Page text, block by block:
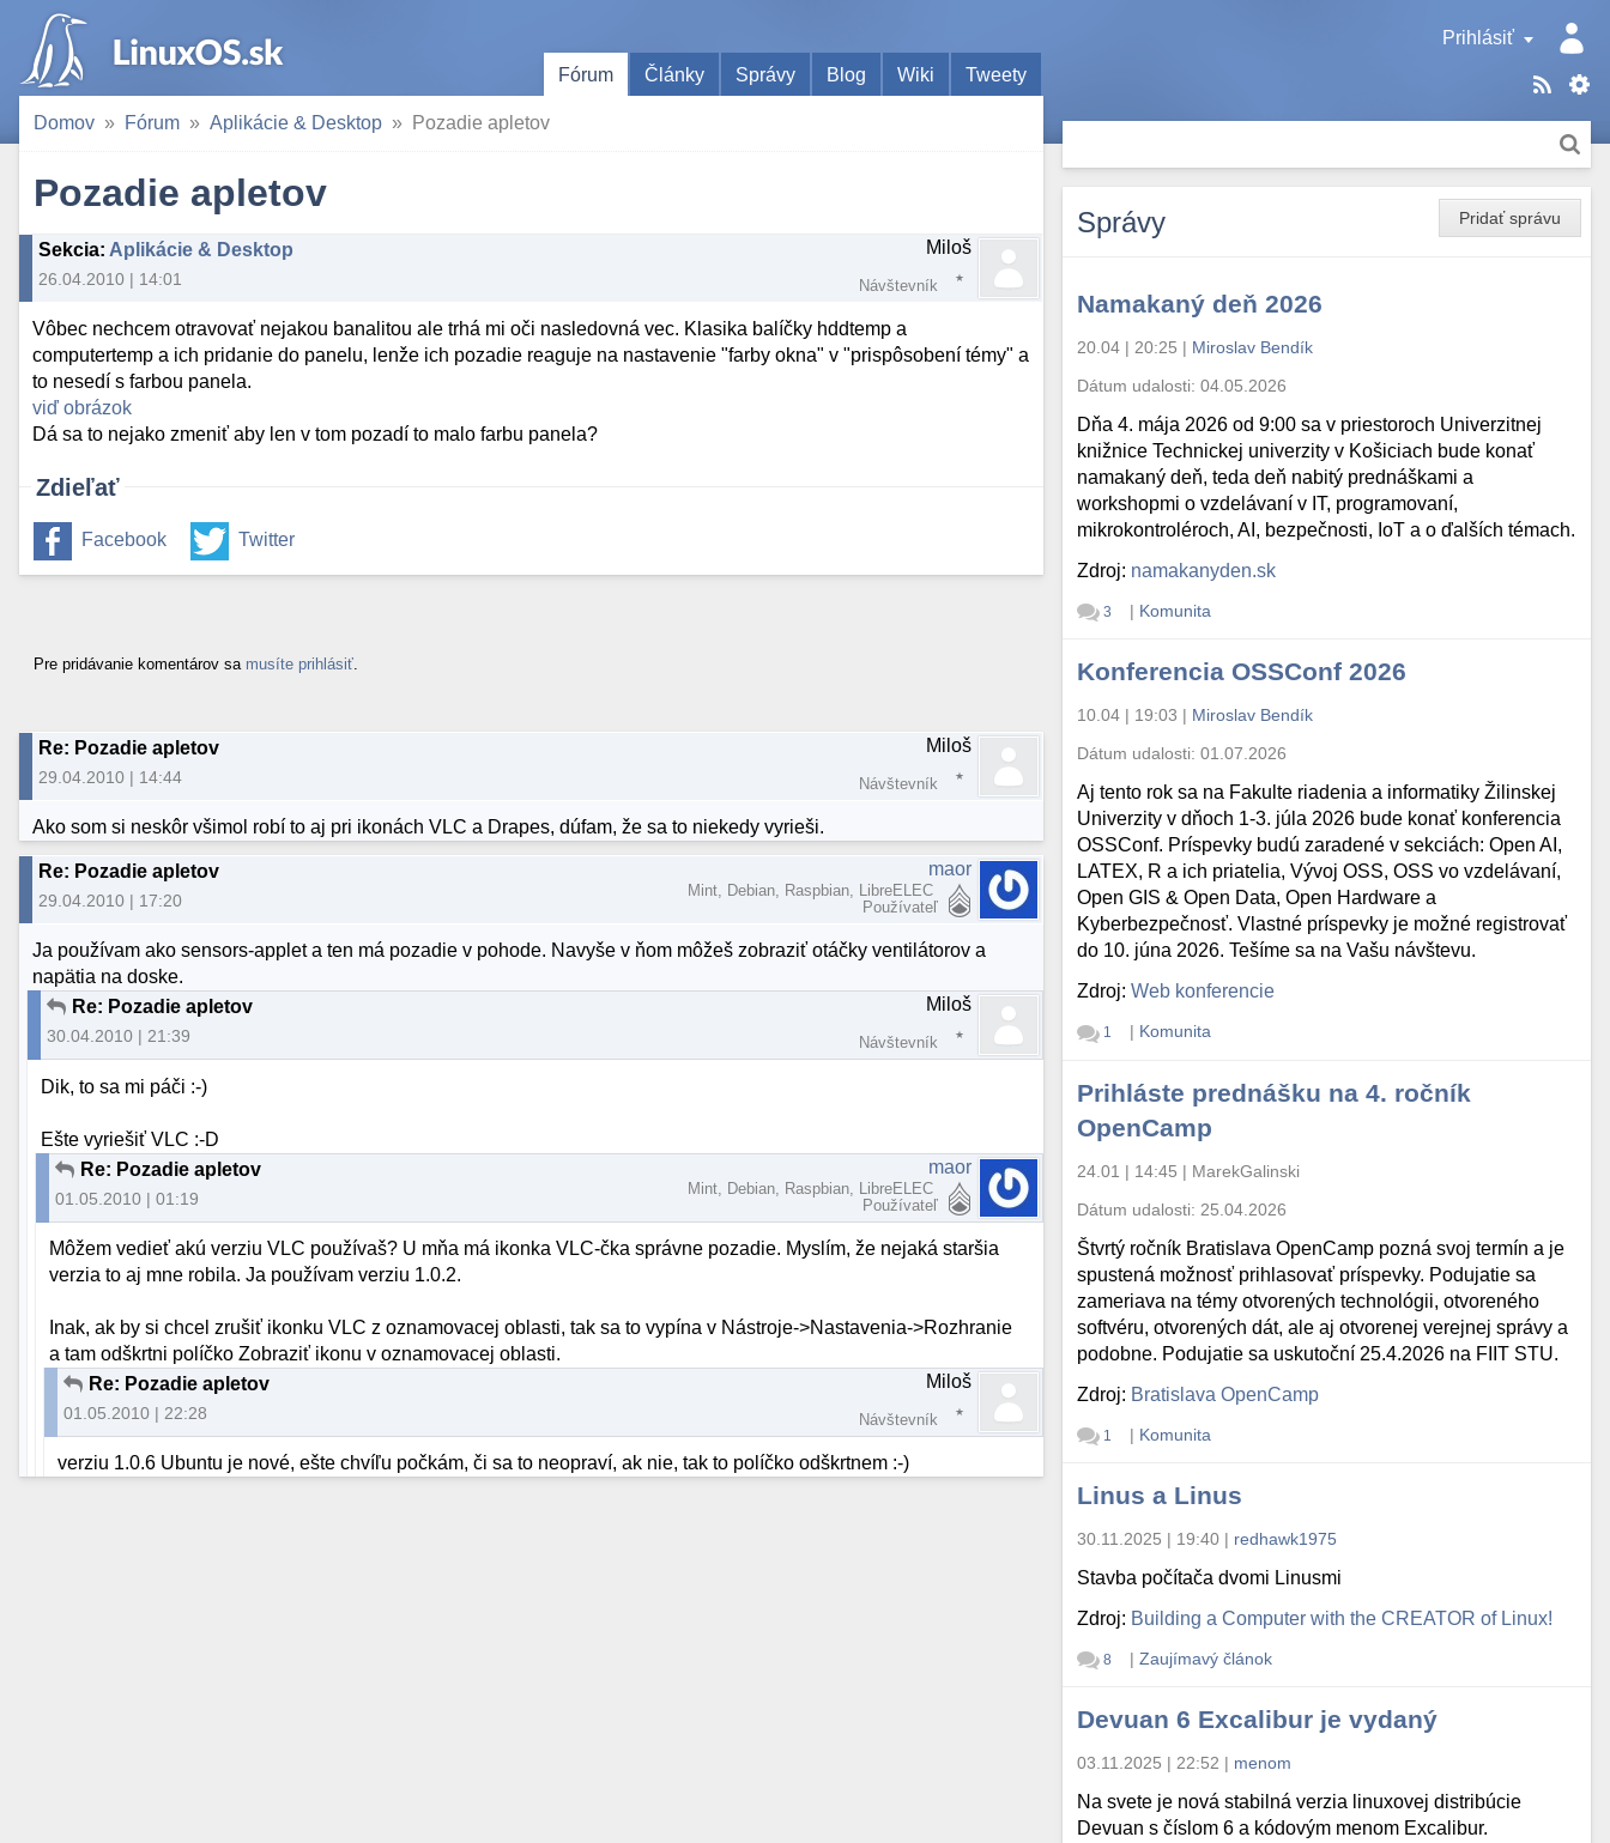
Prihlásiť
Fórum
Články Správy Blog Wiki Tweety
Domov Fórum Aplikácie & Desktop Pozadie apletov
Pozadie apletov
Sekcia: Aplikácie & Desktop
26.04.2010 | 14:01
Miloš
Návštevník
Vôbec nechcem otravovať nejakou banalitou ale trhá mi oči nasledovná vec. Klasika balíčky hddtemp a
computertemp a ich pridanie do panelu, lenže ich pozadie reaguje na nastavenie "farby okna" v "prispôsobení témy" a
to nesedí s farbou panela.
viď obrázok
Dá sa to nejako zmeniť aby len v tom pozadí to malo farbu panela?
Zdieľať
Facebook Twitter
Pre pridávanie komentárov sa musíte prihlásiť
Re: Pozadie apletov
29.04.2010 | 14:44
Miloš
Návštevník
Ako som si neskôr všimol robí to aj pri ikonách VLC a Drapes, dúfam, že sa to niekedy vyrieši.
Re: Pozadie apletov
29.04.2010 | 17:20
maor
Mint, Debian, Raspbian, LibreELEC
Používateľ
Ja používam ako sensors-applet a ten má pozadie v pohode. Navyše v ňom môžeš zobraziť otáčky ventilátorov a
napätia na doske.
Re: Pozadie apletov
30.04.2010 | 21:39
Miloš
Návštevník
Dik, to sa mi páči :-)
Ešte vyriešiť VLC :-D
Re: Pozadie apletov
01.05.2010 | 01:19
maor
Mint, Debian, Raspbian, LibreELEC
Používateľ
Môžem vedieť akú verziu VLC používaš? U mňa má ikonka VLC-čka správne pozadie. Myslím, že nejaká staršia
verzia to aj mne robila. Ja používam verziu 1.0.2.
Inak, ak by si chcel zrušiť ikonku VLC z oznamovacej oblasti, tak sa to vypína v Nástroje->Nastavenia->Rozhranie
a tam odškrtni políčko Zobraziť ikonu v oznamovacej oblasti.
Re: Pozadie apletov
01.05.2010 | 22:28
Miloš
Návštevník
verziu 1.0.6 Ubuntu je nové, ešte chvíľu počkám, či sa to neopraví, ak nie, tak to políčko odškrtnem :-)
Pridať správu
Správy
Namakaný deň 2026
20.04 | 20:25 | Miroslav Bendík
Dátum udalosti:04.05.2026
Dňa 4. mája 2026 od 9:00 sa v priestoroch Univerzitnej
knižnice Technickej univerzity v Košiciach bude konať
namakaný deň, teda deň nabitý prednáškami a
workshopmi o vzdelávaní v IT, programovaní,
mikrokontroléroch, AI, bezpečnosti, IoT a o ďalších témach.
Zdroj: namakanyden.sk
3 | Komunita
Konferencia OSSConf 2026
10.04 | 19:03 | Miroslav Bendík
Dátum udalosti:01.07.2026
Aj tento rok sa na Fakulte riadenia a informatiky Žilinskej
Univerzity v dňoch 1-3. júla 2026 bude konať konferencia
OSSConf. Príspevky budú zaradené v sekciách: Open AI,
LATEX, R a ich priatelia, Vývoj OSS, OSS vo vzdelávaní,
Open GIS & Open Data, Open Hardware a
Kyberbezpečnosť. Vlastné príspevky je možné registrovať
do 10. júna 2026. Tešíme sa na Vašu návštevu.
Zdroj:Web konferencie
1 | Komunita
Prihláste prednášku na 4. ročník
OpenCamp
24.01 | 14:45 | MarekGalinski
Dátum udalosti: 25.04.2026
Štvrtý ročník Bratislava OpenCamp pozná svoj termín a je
spustená možnosť prihlasovať príspevky. Podujatie sa
zameriava na témy otvorených technológii, otvoreného
softvéru, otvorených dát, ale aj otvorenej verejnej správy a
podobne. Podujatie sa uskutoční 25.4.2026 na FIIT STU.
Zdroj: Bratislava OpenCamp
1 | Komunita
Linus a Linus
30.11.2025 | 19:40 | redhawk1975
Stavba počítača dvomi Linusmi
Zdroj: Building a Computer with the CREATOR of Linux!
8 | Zaujímavý článok
Devuan 6 Excalibur je vydaný
03.11.2025 | 22:52 | menom
Na svete je nová stabilná verzia linuxovej distribúcie
Devuan s číslom 6 a kódovým menom Excalibur.